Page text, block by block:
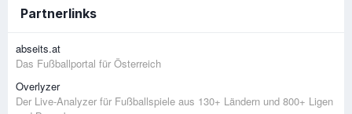
Partnerlinks
abseits.at
Das Fußballportal für Österreich
Overlyzer
Der Live-Analyzer für Fußballspiele aus 130+ Ländern und 800+ Ligen